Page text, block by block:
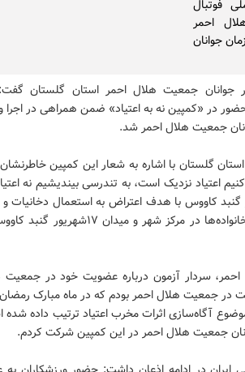
فوتبال
احمر
جوانان
جوانان جمعیت هلال احمر استان گلستان گفت:
در «کمپین نه به اعتیاد» ضمن همراهی در اجرا
جمعیت هلال احمر شد.
گلستان با اشاره به شعار این کمپین
اعتیاد نزدیک است، به تندرسی بیندیشیم نه
کاووس با هدف اعتراض به استعمال دخانیات و
آثار مخرب و خانمان سوز اعتیاد میان خانواده‌ها در مرکز شهر و میدان
احمر، سردار آزمون درباره عضویت خود در جمعیت
جمعیت هلال احمر بودم که در ماه مبارک
آگاه‌سازی اثرات مخرب اعتیاد ترتیب داده شده
جمعیت هلال احمر در این کمپین شرکت کردم.